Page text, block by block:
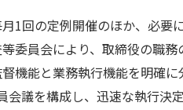
1回の定例開催のほか、必要
委員会により、取締役の職務
機能と業務執行機能を明確
議を構成し、迅速な執行決定